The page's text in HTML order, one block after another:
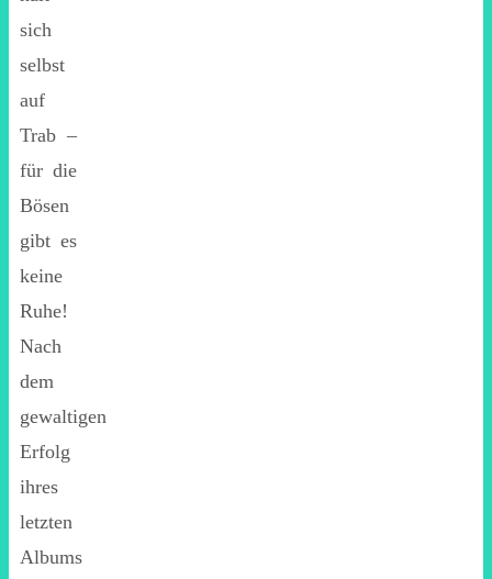
sich
selbst
auf
Trab –
für die
Bösen
gibt es
keine
Ruhe!
Nach
dem
gewaltigen
Erfolg
ihres
letzten
Albums